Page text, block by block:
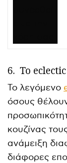
6. Το
Το λεγόμενο
όσους
κουζίνας
ανάμειξη
διάφορες